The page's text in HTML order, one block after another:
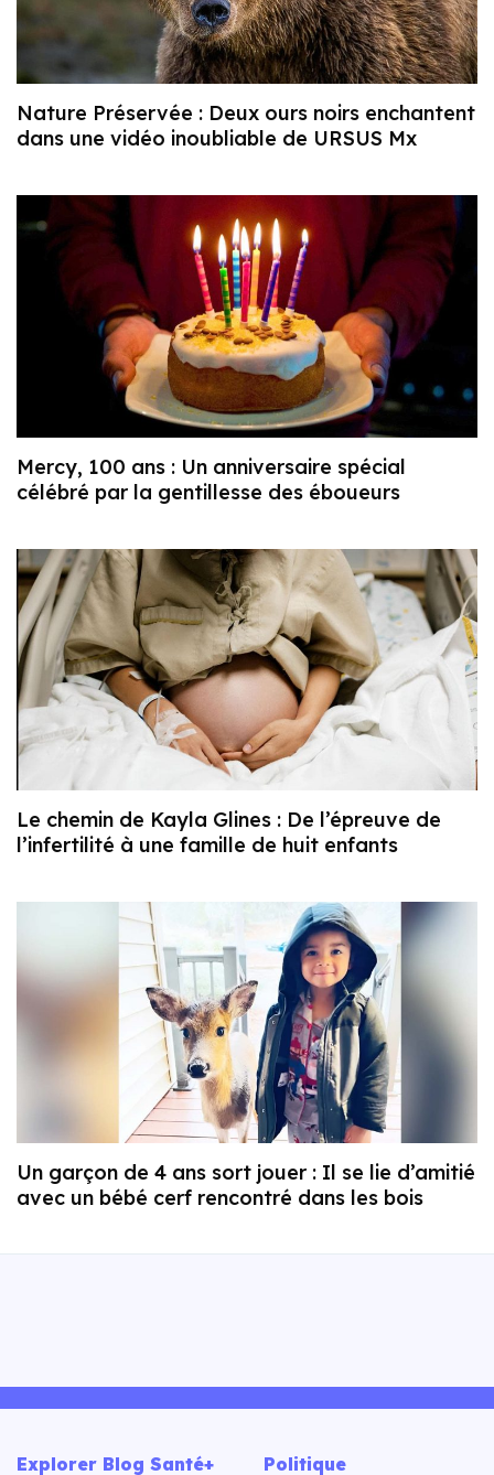
Nature Préservée : Deux ours noirs enchantent
dans une vidéo inoubliable de URSUS Mx
Mercy, 100 ans : Un anniversaire spécial
célébré par la gentillesse des éboueurs
Le chemin de Kayla Glines : De l’épreuve de
l’infertilité à une famille de huit enfants
Un garçon de 4 ans sort jouer : Il se lie d’amitié
avec un bébé cerf rencontré dans les bois
Explorer Blog Santé+ Politique